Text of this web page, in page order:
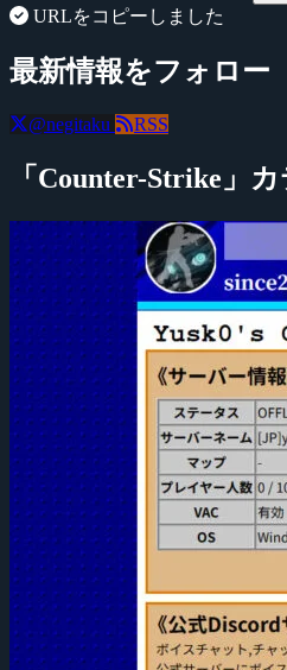
URLをコピーしました
最新情報をフォロー
@negitaku RSS
「Counter-Strike」